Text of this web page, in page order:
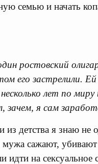
семью и начать
ростовский
его застрелили.
лет по
зачем, я сам
детства я знаю не
сажают,
идти на